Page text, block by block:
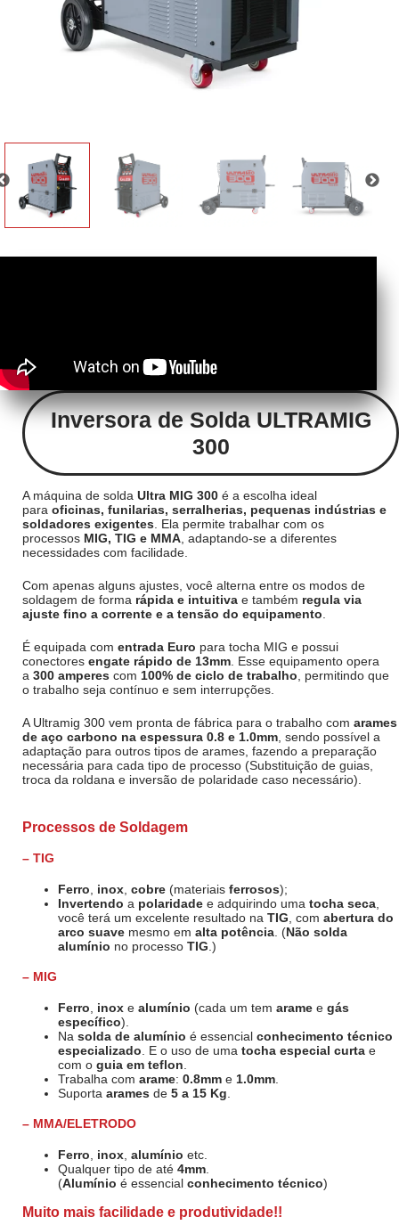
Inversora de Solda ULTRAMIG
300
A máquina de solda Ultra MIG 300 é a escolha ideal
para oficinas, funilarias, serralherias, pequenas indústrias e
soldadores exigentes . Ela permite trabalhar com os
processos MIG, TIG e MMA , adaptando-se a diferentes
necessidades com facilidade.
Com apenas alguns ajustes, você alterna entre os modos de
soldagem de forma rápida e intuitiva e também regula via
ajuste fino a corrente e a tensão do equipamento
É equipada com entrada Euro para tocha MIG e possui
conectores engate rápido de 13mm . Esse equipamento opera
a 300 amperes com 100% de ciclo de trabalho , permitindo que
o trabalho seja contínuo e sem interrupções.
A Ultramig 300 vem pronta de fábrica para o trabalho com arames
de aço carbono na espessura 0.8 e 1.0mm , sendo possível a
adaptação para outros tipos de arames, fazendo a preparação
necessária para cada tipo de processo (Substituição de guias,
troca da roldana e inversão de polaridade caso necessário).
Processos de Soldagem
– TIG
Ferro inox cobre (materiais ferrosos);
Invertendo a polaridade e adquirindo uma tocha seca
você terá um excelente resultado na TIG , com abertura do
arco suave mesmo em alta potência . (Não solda
alumínio no processo TIG .)
– MIG
Ferro inox e alumínio (cada um tem arame e gás
específico).
Na solda de alumínio é essencial conhecimento técnico
especializado . E o uso de uma tocha especial curta e
com o guia em teflon
Trabalha com arame: 0.8mm e 1.0mm
Suporta arames de 5 a 15 Kg
– MMA/ELETRODO
Ferro inox alumínio etc.
Qualquer tipo de até 4mm
(Alumínio é essencial conhecimento técnico)
Muito mais facilidade e produtividade!!